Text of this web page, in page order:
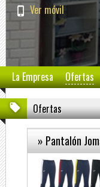
Ver móvil
La Empresa Ofertas
Ofertas
» Pantalón